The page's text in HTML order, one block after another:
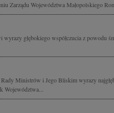
Zarządu Województwa Małopolskiego
głębokiego współczucia z powodu
Ministrów i Jego Bliskim wyrazy
Województwa...